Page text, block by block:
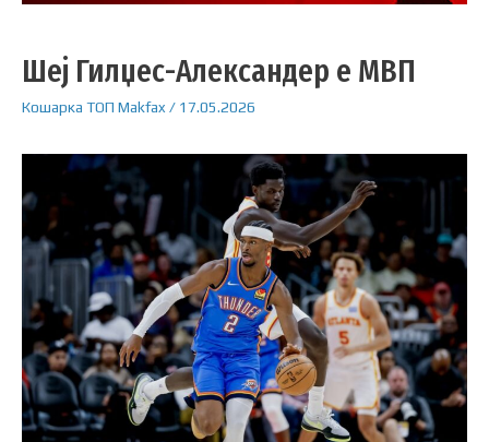
Шеј Гилџес-Александер е МВП
Кошарка ТОП Makfax / 17.05.2026